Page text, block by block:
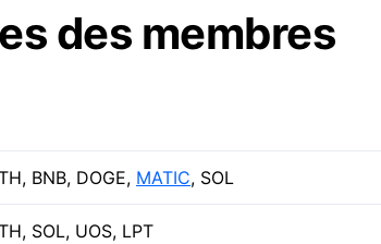
des membres
BNB, DOGE, MATIC, SOL
SOL, UOS, LPT